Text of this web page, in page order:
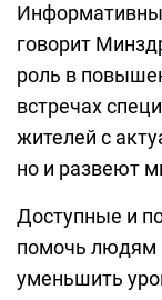
говорит
роль в
встречах
жителей с
но и развеют
Доступные и
помочь людям
уменьшить